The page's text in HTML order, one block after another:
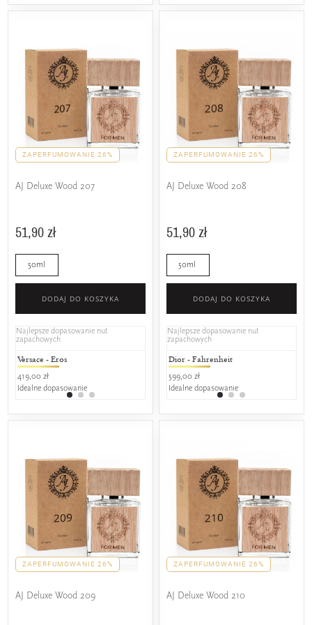
ZAPERFUMOWANIE 26%
AJ Deluxe Wood 207
51,90 zł
50ml
DODAJ DO KOSZYKA
Najlepsze dopasowanie nut
zapachowych
Versace - Eros
419,00 zł
Idealne dopasowanie
Davidoff - Cool Water Edt
235,00 zł
25% wspólnych nut zapachowych
ZAPERFUMOWANIE 26%
AJ Deluxe Wood 208
51,90 zł
50ml
DODAJ DO KOSZYKA
Najlepsze dopasowanie nut
zapachowych
Dior - Fahrenheit
599,00 zł
Idealne dopasowanie
ZAPERFUMOWANIE 26%
AJ Deluxe Wood 209
ZAPERFUMOWANIE 26%
AJ Deluxe Wood 210